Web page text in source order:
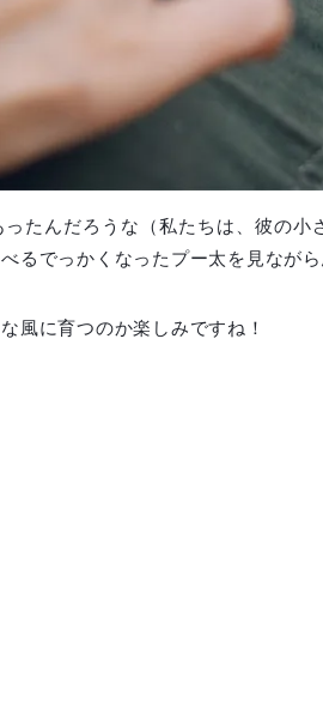
たんだろうな（私たちは、彼の小
るでっかくなったプー太を見ながら
風に育つのか楽しみですね！